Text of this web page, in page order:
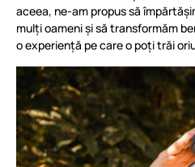
aceea, ne-am propus să
mulți oameni și să transformăm
o experiență pe care o poți trăi